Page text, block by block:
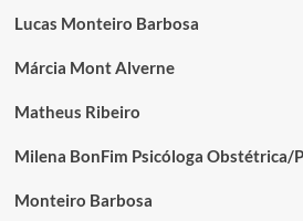
Lucas Monteiro Barbosa
Márcia Mont Alverne
Matheus Ribeiro
Milena BonFim Psicóloga Obstétrica/
Monteiro Barbosa